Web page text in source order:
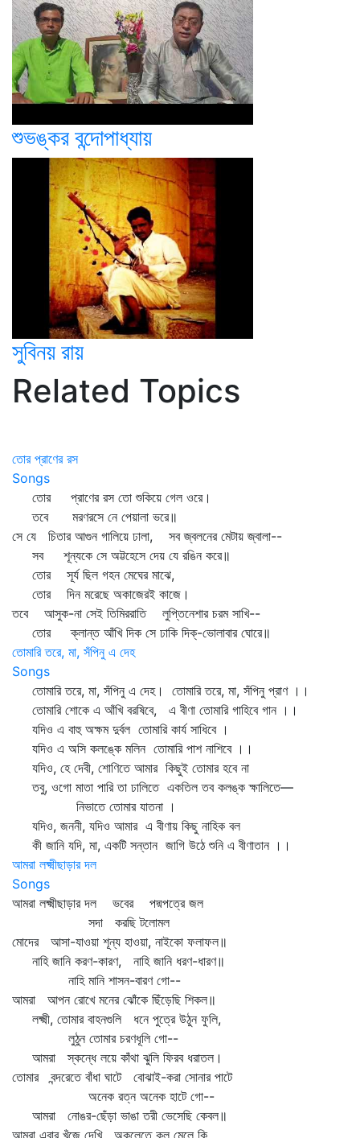
শুভঙ্কর বন্দোপাধ্যায়
সুবিনয় রায়
Related Topics
তোর প্রাণের রস
Songs
তোর প্রাণের রস তো শুকিয়ে গেল ওরে।
তবে মরণরসে নে পেয়ালা ভরে॥
সে যে চিতার আগুন গালিয়ে ঢালা, সব জ্বলনের মেটায় জ্বালা--
সব শূন্যকে সে অট্টহেসে দেয় যে রঙিন করে॥
তোর সূর্য ছিল গহন মেঘের মাঝে,
তোর দিন মরেছে অকাজেরই কাজে।
তবে আসুক-না সেই তিমিররাতি লুপ্তিনেশার চরম সাখি--
তোর ক্লান্ত আঁখি দিক সে ঢাকি দিক্‌-ভোলাবার ঘোরে॥
তোমারি তরে, মা, সঁপিনু এ দেহ
Songs
তোমারি তরে, মা, সঁপিনু এ দেহ। তোমারি তরে, মা, সঁপিনু প্রাণ ।।
তোমারি শোকে এ আঁখি বরষিবে, এ বীণা তোমারি গাহিবে গান ।।
যদিও এ বাহু অক্ষম দুর্বল তোমারি কার্য সাধিবে ।
যদিও এ অসি কলঙ্কে মলিন তোমারি পাশ নাশিবে ।।
যদিও, হে দেবী, শোণিতে আমার কিছুই তোমার হবে না
তবু, ওগো মাতা পারি তা ঢালিতে একতিল তব কলঙ্ক ক্ষালিতে—
নিভাতে তোমার যাতনা ।
যদিও, জননী, যদিও আমার এ বীণায় কিছু নাহিক বল
কী জানি যদি, মা, একটি সন্তান জাগি উঠে শুনি এ বীণাতান ।।
আমরা লক্ষ্মীছাড়ার দল
Songs
আমরা লক্ষ্মীছাড়ার দল ভবের পদ্মপত্রে জল
সদা করছি টলোমল
মোদের আসা-যাওয়া শূন্য হাওয়া, নাইকো ফলাফল॥
নাহি জানি করণ-কারণ, নাহি জানি ধরণ-ধারণ॥
নাহি মানি শাসন-বারণ গো--
আমরা আপন রোখে মনের ঝোঁকে ছিঁড়েছি শিকল॥
লক্ষ্মী, তোমার বাহনগুলি ধনে পুত্রে উঠুন ফুলি,
লুঠুন তোমার চরণধূলি গো--
আমরা স্কন্ধে লয়ে কাঁথা ঝুলি ফিরব ধরাতল।
তোমার বন্দরেতে বাঁধা ঘাটে বোঝাই-করা সোনার পাটে
অনেক রত্ন অনেক হাটে গো--
আমরা নোঙর-ছেঁড়া ভাঙা তরী ভেসেছি কেবল॥
আমরা এবার খুঁজে দেখি অকূলেতে কূল মেলে কি,